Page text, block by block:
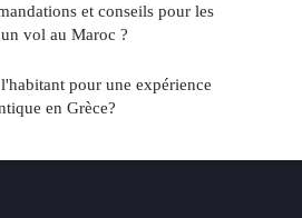
et conseils pour les
vol au Maroc ?
pour une expérience
en Grèce?